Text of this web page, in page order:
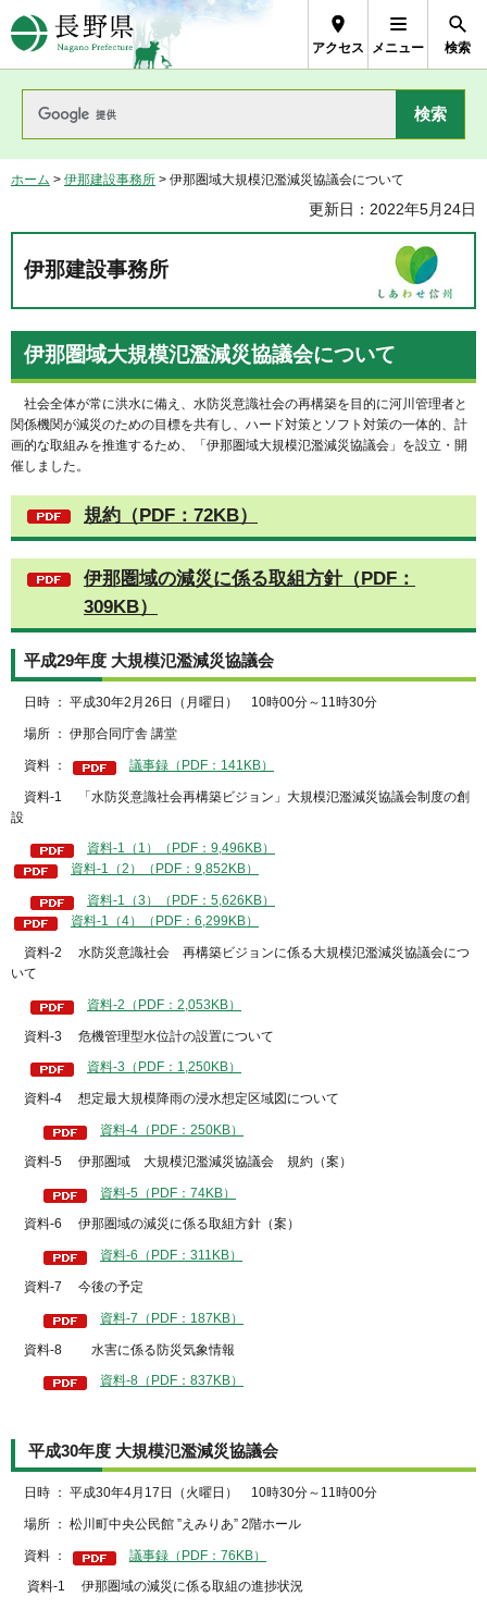
長野県Nagano Prefecture
アクセス メニュー 検索
ホーム > 伊那建設事務所 > 伊那圏域大規模氾濫減災協議会について
更新日：2022年5月24日
伊那建設事務所
伊那圏域大規模氾濫減災協議会について
社会全体が常に洪水に備え、水防災意識社会の再構築を目的に河川管理者と
関係機関が減災のための目標を共有し、ハード対策とソフト対策の一体的、計
画的な取組みを推進するため、「伊那圏域大規模氾濫減災協議会」を設立・開
催しました。
規約（PDF：72KB）
伊那圏域の減災に係る取組方針（PDF：
309KB）
平成29年度 大規模氾濫減災協議会
日時 ： 平成30年2月26日（月曜日） 10時00分～11時30分
場所 ： 伊那合同庁舎 講堂
資料 ： 議事録（PDF：141KB）
資料-1 「水防災意識社会再構築ビジョン」大規模氾濫減災協議会制度の創
設
資料-1（1）（PDF：9,496KB）
資料-1（2）（PDF：9,852KB）
資料-1（3）（PDF：5,626KB）
資料-1（4）（PDF：6,299KB）
資料-2 水防災意識社会 再構築ビジョンに係る大規模氾濫減災協議会につ
いて
資料-2（PDF：2,053KB）
資料-3 危機管理型水位計の設置について
資料-3（PDF：1,250KB）
資料-4 想定最大規模降雨の浸水想定区域図について
資料-4（PDF：250KB）
資料-5 伊那圏域 大規模氾濫減災協議会 規約（案）
資料-5（PDF：74KB）
資料-6 伊那圏域の減災に係る取組方針（案）
資料-6（PDF：311KB）
資料-7 今後の予定
資料-7（PDF：187KB）
資料-8 水害に係る防災気象情報
資料-8（PDF：837KB）
平成30年度 大規模氾濫減災協議会
日時 ： 平成30年4月17日（火曜日） 10時30分～11時00分
場所 ： 松川町中央公民館 ”えみりあ” 2階ホール
資料 ： 議事録（PDF：76KB）
資料-1 伊那圏域の減災に係る取組の進捗状況